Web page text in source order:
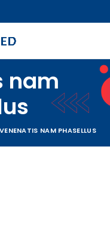
nam
VENENATIS NAM PHASELLUS